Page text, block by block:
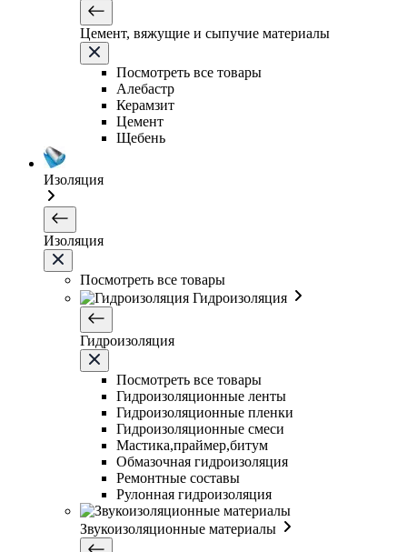
Цемент, вяжущие и сыпучие материалы
Посмотреть все товары
Алебастр
Керамзит
Цемент
Щебень
Изоляция
Изоляция
Посмотреть все товары
Гидроизоляция
Гидроизоляция
Посмотреть все товары
Гидроизоляционные ленты
Гидроизоляционные пленки
Гидроизоляционные смеси
Мастика,праймер,битум
Обмазочная гидроизоляция
Ремонтные составы
Рулонная гидроизоляция
Звукоизоляционные материалы